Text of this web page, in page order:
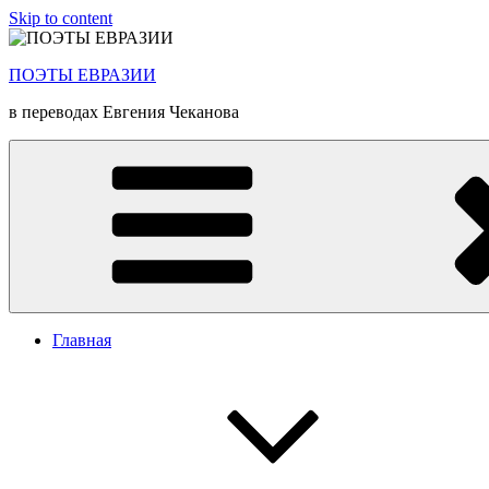
Skip to content
ПОЭТЫ ЕВРАЗИИ
в переводах Евгения Чеканова
Главная